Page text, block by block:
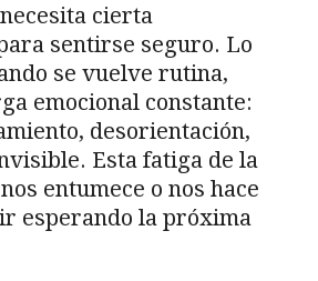
cierta
sentirse seguro. Lo
se vuelve rutina,
emocional constante:
desorientación,
Esta fatiga de la
entumece o nos hace
esperando la próxima